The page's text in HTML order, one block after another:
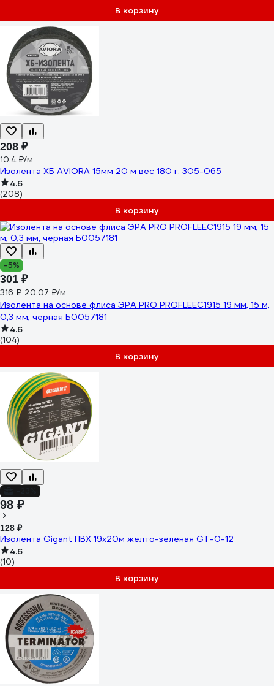
В корзину
208 ₽
10.4 ₽/м
Изолента ХБ AVIORA 15мм 20 м вес 180 г. 305-065
4.6
(208)
В корзину
-5%
301 ₽
316 ₽ 20.07 ₽/м
Изолента на основе флиса ЭРА PRO PROFLEEC1915 19 мм, 15 м,
0,3 мм, черная Б0057181
4.6
(104)
В корзину
98 ₽
128 ₽
Изолента Gigant ПВХ 19x20м желто-зеленая GT-0-12
4.6
(10)
В корзину